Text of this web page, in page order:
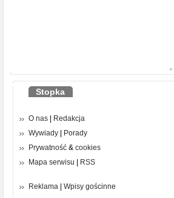
«
Stopka
O nas | Redakcja
Wywiady | Porady
Prywatność & cookies
Mapa serwisu | RSS
Reklama | Wpisy gościnne